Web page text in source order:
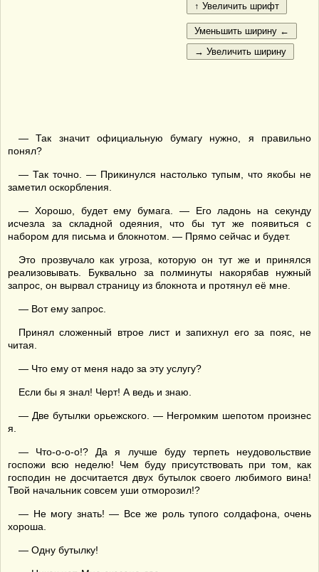
— Так значит официальную бумагу нужно, я правильно
понял?
— Так точно. — Прикинулся настолько тупым, что якобы не
заметил оскорбления.
— Хорошо, будет ему бумага. — Его ладонь на секунду
исчезла за складной одеяния, что бы тут же появиться с
набором для письма и блокнотом. — Прямо сейчас и будет.
Это прозвучало как угроза, которую он тут же и принялся
реализовывать. Буквально за полминуты накорябав нужный
запрос, он вырвал страницу из блокнота и протянул её мне.
— Вот ему запрос.
Принял сложенный втрое лист и запихнул его за пояс, не
читая.
— Что ему от меня надо за эту услугу?
Если бы я знал! Черт! А ведь и знаю.
— Две бутылки орьежского. — Негромким шепотом произнес
я.
— Что-о-о-о!? Да я лучше буду терпеть неудовольствие
госпожи всю неделю! Чем буду присутствовать при том, как
господин не досчитается двух бутылок своего любимого вина!
Твой начальник совсем уши отморозил!?
— Не могу знать! — Все же роль тупого солдафона, очень
хороша.
— Одну бутылку!